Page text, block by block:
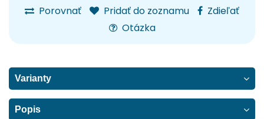
Porovnať Pridať do zoznamu
Zdieľať
Otázka
Varianty
Popis